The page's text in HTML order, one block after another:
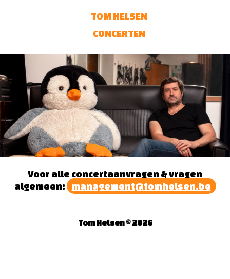
TOM HELSEN
CONCERTEN
Voor alle concertaanvragen & vragen
algemeen:
management@tomhelsen.be
Tom Helsen ©2026